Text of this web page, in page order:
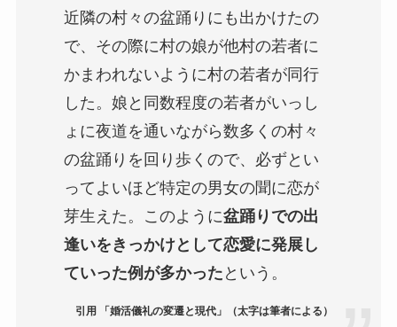
近隣の村々の盆踊りにも出かけたの
で、その際に村の娘が他村の若者に
かまわれないように村の若者が同行
した。娘と同数程度の若者がいっし
ょに夜道を通いながら数多くの村々
の盆踊りを回り歩くので、必ずとい
ってよいほど特定の男女の聞に恋が
芽生えた。このように盆踊りでの出
逢いをきっかけとして恋愛に発展し
ていった例が多かった という。
引用 「婚活儀礼の変遷と現代」（太字は筆者による）